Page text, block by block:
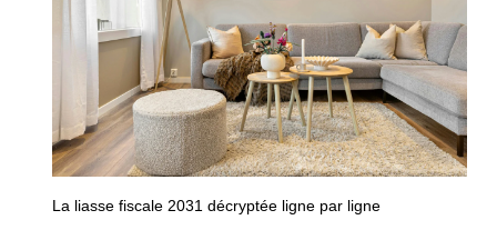
La liasse fiscale 2031 décryptée ligne par ligne